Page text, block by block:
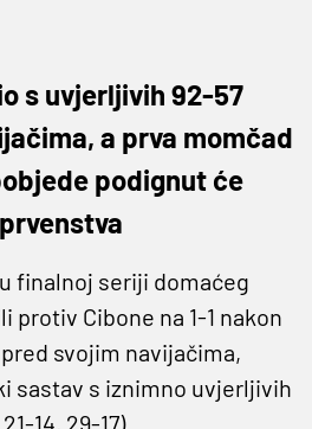
s uvjerljivih 92-57
a prva momčad
podignut će
finalnoj seriji domaćeg
protiv Cibone na 1-1 nakon
svojim navijačima,
sastav s iznimno uvjerljivih
14, 29-17).